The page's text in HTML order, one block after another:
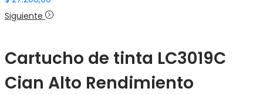
Siguiente
Cartucho de tinta LC3019C
Cian Alto Rendimiento